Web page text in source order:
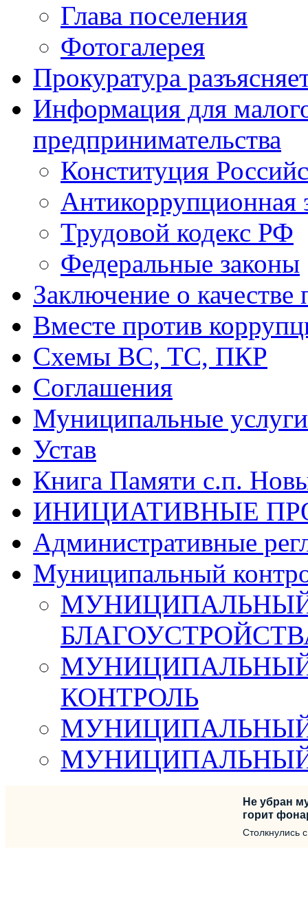
Глава поселения
Фотогалерея
Прокуратура
Информация для
предпринимательства
Конституция
Антикоррупционная
Трудовой кодекс РФ
Федеральные законы
Заключение о качестве
Вместе против
Схемы ВС, ТС, ПКР
Соглашения
Муниципальные
Устав
Книга Памяти с.п.
ИНИЦИАТИВНЫЕ
Административные
Муниципальный
КОНТРОЛЬ
Не убран
горит
Столкнулись